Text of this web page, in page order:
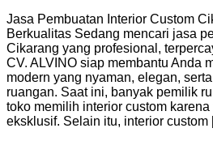
Jasa Pembuatan Interior Custom
Berkualitas Sedang mencari jasa
Cikarang yang profesional,
CV. ALVINO siap membantu Anda
modern yang nyaman, elegan,
ruangan. Saat ini, banyak pemilik
toko memilih interior custom
eksklusif. Selain itu, interior